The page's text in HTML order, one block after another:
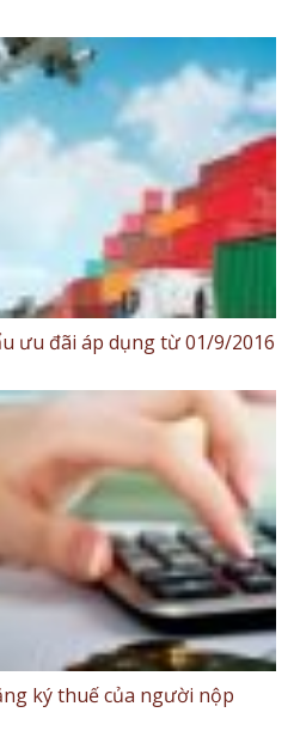
ưu đãi áp dụng từ 01/9/2016
ký thuế của người nộp